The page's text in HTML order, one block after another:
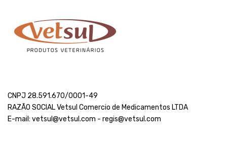
CNPJ 28.591.670/0001-49
RAZÃO SOCIAL Vetsul Comercio de Medicamentos LTDA
E-mail: vetsul@vetsul.com - regis@vetsul.com